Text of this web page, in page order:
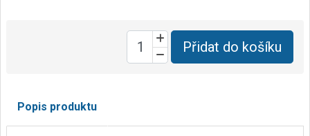
Přidat do košíku
Popis produktu